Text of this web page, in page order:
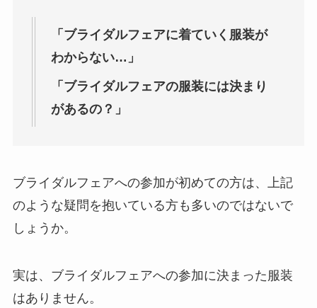
「ブライダルフェアに着ていく服装が
わからない…」
「ブライダルフェアの服装には決まり
があるの？」
ブライダルフェアへの参加が初めての方は、上記
のような疑問を抱いている方も多いのではないで
しょうか。
実は、ブライダルフェアへの参加に決まった服装
はありません。